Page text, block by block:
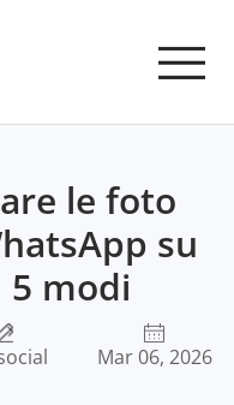
le foto
su
5 modi
Mar 06, 2026